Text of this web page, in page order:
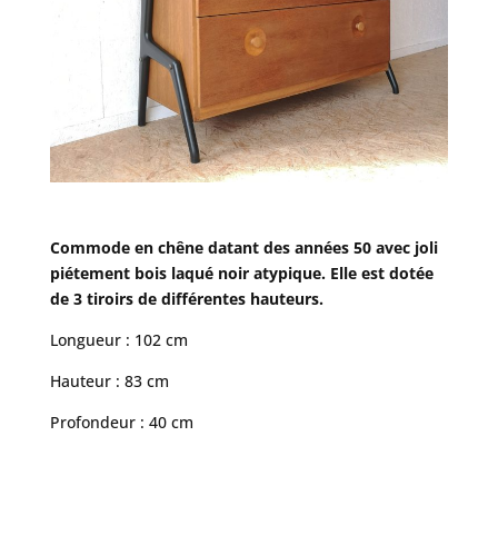
Commode en chêne datant des années 50 avec joli
piétement bois laqué noir atypique. Elle est dotée
de 3 tiroirs de différentes hauteurs.
Longueur : 102 cm
Hauteur : 83 cm
Profondeur : 40 cm